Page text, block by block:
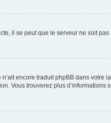
il se peut que le serveur ne soit
encore traduit phpBB dans votre
Vous trouverez plus d’informations